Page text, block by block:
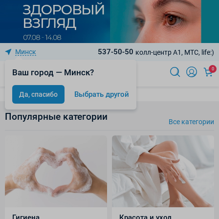
Минск
Ваш город — Минск?
Да, спасибо Выбрать другой
537-50-50 колл-центр A1, МТС, life:)
0
Популярные категории Все категории